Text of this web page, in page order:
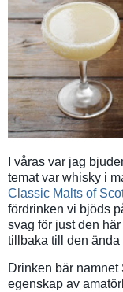
I våras var jag
temat var whisky i
Classic Malts of
fördrinken vi bjöds
svag för just den
tillbaka till den
Drinken bär
egenskap av